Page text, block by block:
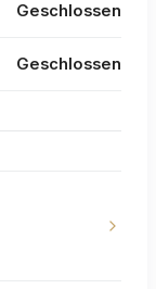
Geschlossen
Geschlossen